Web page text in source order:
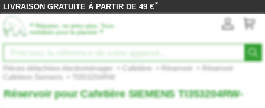
LIVRAISON GRATUITE À PARTIR DE 49 €*
‟ Réparez, ne jetez plus. Tous
mobilisés pour la planète ”
Pièces détachées électroménager Cafetière Réservoir
Réservoir
Cafetiere Siemens
Réservoir pour Cafetière SIEMENS TI353204RW-